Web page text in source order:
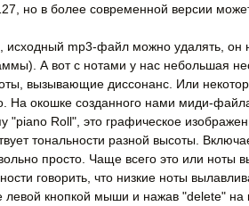
но в более современной версии
mp3-файл можно удалять, он
А вот с нотами у нас небольшая
вызывающие диссонанс. Или
На окошке созданного нами миди-
"piano Roll", это графическое
тональности разной высоты.
просто. Чаще всего это или ноты
говорить, что низкие ноты
левой кнопкой мыши и нажав "delete"